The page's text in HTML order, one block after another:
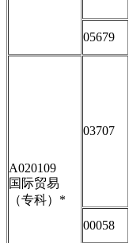
05679
A020109
国际贸易
（专科） *
03707
00058